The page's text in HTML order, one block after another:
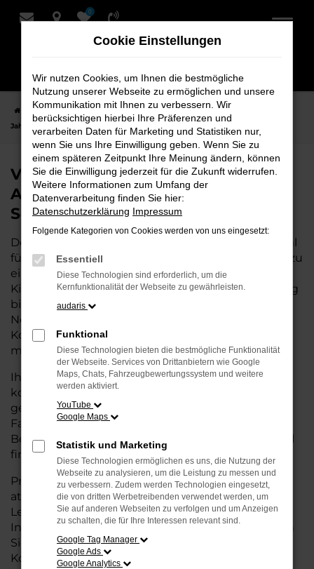
Zum
0
Startseite Achim VW VW T7 California
VW T7 California
Jahreswagen für Achim bei Bremer Fahrzeughaus Schmidt + Koch AG
VW T7 California Jahreswagen für
Achim bei Bremer Fahrzeughaus
Schmidt + Koch AG
Der T7 California Jahreswagen ist die perfekte Wahl
für alle, die für Achim ein nahezu neues
zu
einem attraktiven Preis suchen. Mit nur wenigen
Kilometern und einer hervorragenden Ausstattung
bietet dieser Jahreswagen die Vorteile eines
Neuwagens, aber zu deutlich besseren
Konditionen. Ideal für alle, die hohe Qualität und
modernes Design zu einem fairen Preis möchten.
Ihr VW Autohaus in der Nähe von Achim ist Ihr
kompetenter Partner, wenn es um Jahreswagen
geht. Wir bieten Ihnen eine große Auswahl an
Fahrzeugen und stehen Ihnen mit fachkundiger
Beratung zur Seite, damit Sie das passende Modell
finden.
Profitieren Sie von zusätzlichenServiceswie
attraktiven Finanzierungsoptionen,
Leasingangeboten und der bequemen
Inzahlungnahme Ihres alten Fahrzeugs. Besuchen
Sie uns und finden Sie Ihr Traumauto zu besten
Konditionen!
Cookie Einstellungen
Wir nutzen Cookies, um Ihnen die bestmögliche
Nutzung unserer Webseite zu ermöglichen und unsere
Kommunikation mit Ihnen zu verbessern. Wir
berücksichtigen hierbei Ihre Präferenzen und
verarbeiten Daten für Marketing und Statistiken nur,
wenn Sie uns Ihre Einwilligung geben. Wenn Sie zu
einem späteren Zeitpunkt Ihre Meinung ändern, können
Sie die Einwilligung jederzeit für die Zukunft widerrufen.
Weitere Informationen zum Umfang der
Datenverarbeitung finden Sie hier:
Datenschutzerklärung Impressum
Folgende Kategorien von Cookies werden von uns eingesetzt:
Essentiell
Diese Technologien sind erforderlich, um die
Kernfunktionalität der Webseite zu gewährleisten.
audaris
Funktional
Diese Technologien bieten die bestmögliche Funktionalität
der Webseite. Services von Drittanbietern wie Google
Maps, Chats, Fahrzeugbewertungssystem und weitere
werden aktiviert.
YouTube
Google Maps
Statistik und Marketing
Diese Technologien ermöglichen es uns, die Nutzung der
Webseite zu analysieren, um die Leistung zu messen und
zu verbessern. Zudem werden Technologien eingesetzt,
die von dritten Werbetreibenden verwendet werden, um
Sie auf anderen Webseiten zu verfolgen und um Anzeigen
zu schalten, die für Ihre Interessen relevant sind.
Google Tag Manager
Google Ads
Google Analytics